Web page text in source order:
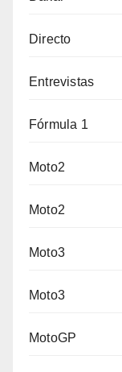
Directo
Entrevistas
Fórmula 1
Moto2
Moto2
Moto3
Moto3
MotoGP